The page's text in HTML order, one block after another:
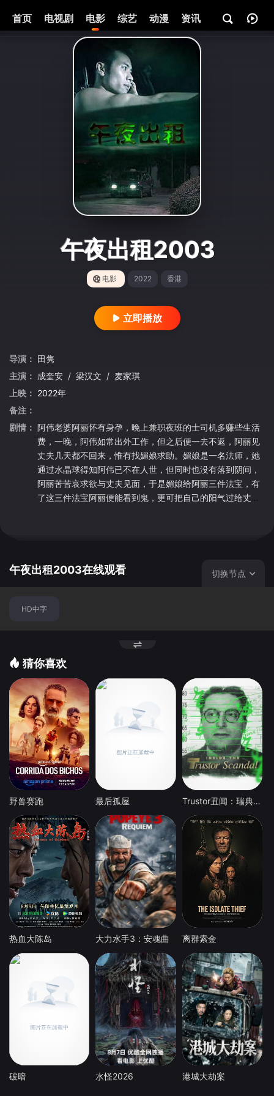
首页 电视剧 电影 综艺 动漫 资讯
午夜出租2003
电影 2022 香港
立即播放
导演： 田隽
主演： 成奎安 / 梁汉文 / 麦家琪
上映： 2022年
备注：
剧情： 阿伟老婆阿丽怀有身孕，晚上兼职夜班的士司机多赚些生活
费，一晚，阿伟如常出外工作，但之后便一去不返，阿丽见
丈夫几天都不回来，惟有找媚娘求助。媚娘是一名法师，她
通过水晶球得知阿伟已不在人世，但同时也没有落到阴间，
阿丽苦苦哀求欲与丈夫见面，于是媚娘给阿丽三件法宝，有
了这三件法宝阿丽便能看到鬼，更可把自己的阳气过给丈
午夜出租2003在线观看 切换节点
HD中字
猜你喜欢
野兽赛跑 最后孤屋 Trustor丑闻：瑞典金融案内幕
热血大陈岛 大力水手3：安魂曲 离群索金
破暗 水怪2026 港城大劫案